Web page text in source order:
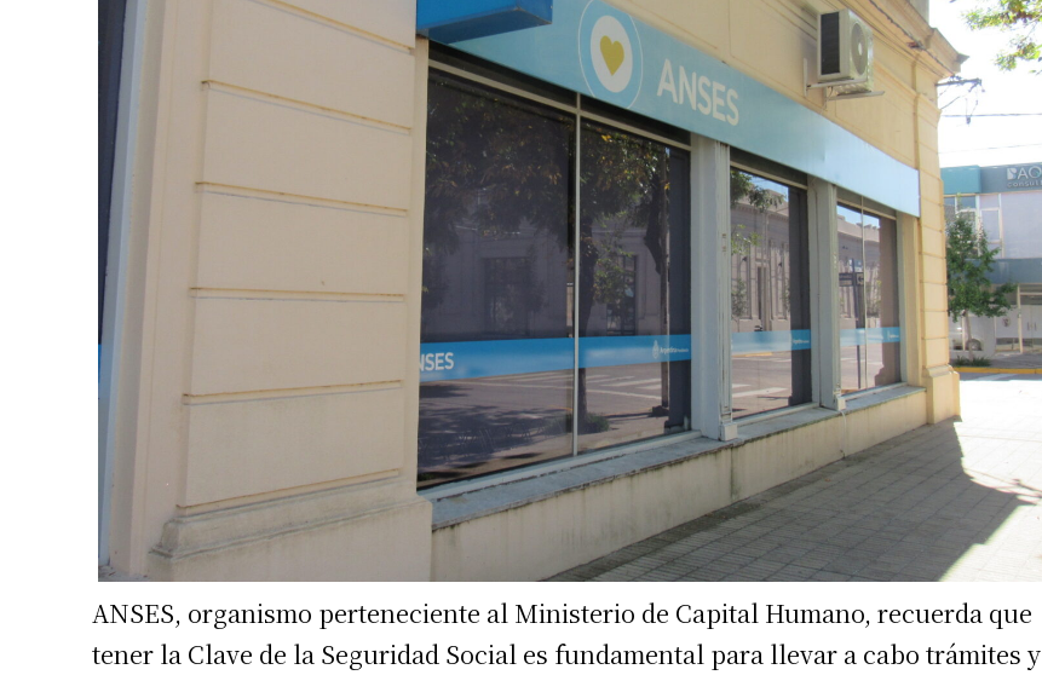
ANSES, organismo perteneciente al Ministerio de Capital Humano, recuerda que
tener la Clave de la Seguridad Social es fundamental para llevar a cabo trámites y